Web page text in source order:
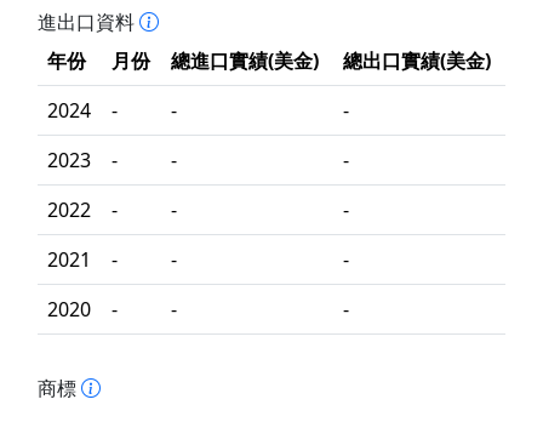
進出口資料
年份
月份 總進口實績(美金)
總出口實績(美金)
2024
- -
-
2023
- -
-
2022
- -
-
2021
- -
-
2020
- - -
商標